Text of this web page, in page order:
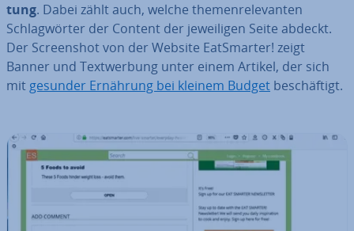
tung. Dabei zählt auch, welche the­men­re­le­van­ten
Schlag­wör­ter der Content der je­wei­li­gen Seite abdeckt.
Der Screen­shot von der Website Eat­S­mar­ter! zeigt
Banner und Text­wer­bung unter einem Artikel, der sich
mit gesunder Ernährung bei kleinem Budget be­schäf­tigt.